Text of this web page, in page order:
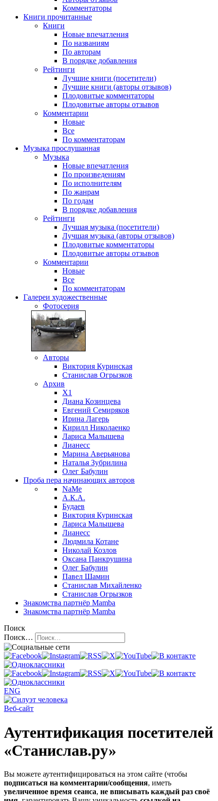
Комментаторы
Книги прочитанные
Книги
Новые впечатления
По названиям
По авторам
В порядке добавления
Рейтинги
Лучшие книги (посетители)
Лучшие книги (авторы отзывов)
Плодовитые комментаторы
Плодовитые авторы отзывов
Комментарии
Новые
Все
По комментаторам
Музыка прослушанная
Музыка
Новые впечатления
По произведениям
По исполнителям
По жанрам
По годам
В порядке добавления
Рейтинги
Лучшая музыка (посетители)
Лучшая музыка (авторы отзывов)
Плодовитые комментаторы
Плодовитые авторы отзывов
Комментарии
Новые
Все
По комментаторам
Галереи художественные
Фотосерия
Авторы
Виктория Куринская
Станислав Огрызков
Архив
X1
Диана Козинцева
Евгений Семиряков
Ирина Лагерь
Кирилл Николаенко
Лариса Малышева
Лианесс
Марина Аверьянова
Наталья Зубрилина
Олег Бабулин
Проба пера начинающих авторов
NaMe
А.К.А.
Будаев
Виктория Куринская
Лариса Малышева
Лианесс
Людмила Котане
Николай Козлов
Оксана Панкрушина
Олег Бабулин
Павел Шамин
Станислав Михайленко
Станислав Огрызков
Знакомства партнёр Mamba
Знакомства партнёр Mamba
Поиск
Поиск…
ENG
Веб-сайт
Аутентификация посетителей
«Станислав.ру»
Вы можете аутентифицироваться на этом сайте (чтобы
подписаться на комментарии/сообщения, иметь
увеличенное время сеанса, не вписывать каждый раз своё